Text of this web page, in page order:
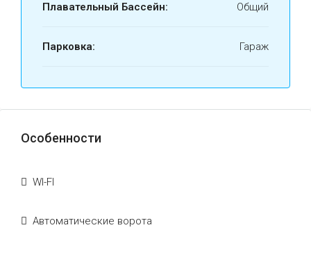
Плавательный Бассейн: Общий
Парковка: Гараж
Особенности
WI-FI
Автоматические ворота